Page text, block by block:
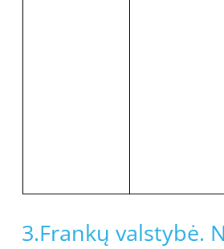
3.Frankų valstybė.